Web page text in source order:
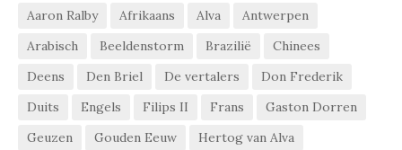
Aaron Ralby Afrikaans Alva
Antwerpen
Arabisch
Beeldenstorm Brazilië
Chinees
Deens
Den Briel De vertalers
Don Frederik
Duits
Engels Filips II Frans
Gaston Dorren
Geuzen
Gouden Eeuw
Hertog van Alva